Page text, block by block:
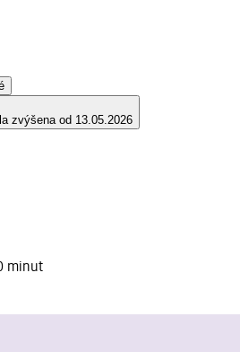
zvýšena od 13.05.2026
minut